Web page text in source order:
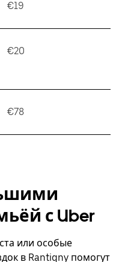
€19
€20
€78
с Uber
или особые
в Rantigny помогут